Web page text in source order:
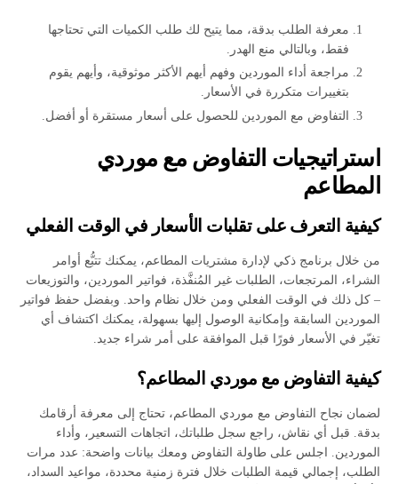
معرفة الطلب بدقة، مما يتيح لك طلب الكميات التي تحتاجها
فقط، وبالتالي منع الهدر.
مراجعة أداء الموردين وفهم أيهم الأكثر موثوقية، وأيهم يقوم
بتغييرات متكررة في الأسعار.
التفاوض مع الموردين للحصول على أسعار مستقرة أو أفضل.
استراتيجيات التفاوض مع موردي
المطاعم
كيفية التعرف على تقلبات الأسعار في الوقت الفعلي
من خلال برنامج ذكي لإدارة مشتريات المطاعم، يمكنك تتبُّع أوامر
الشراء، المرتجعات، الطلبات غير المُنفَّذة، فواتير الموردين، والتوزيعات
– كل ذلك في الوقت الفعلي ومن خلال نظام واحد. وبفضل حفظ فواتير
الموردين السابقة وإمكانية الوصول إليها بسهولة، يمكنك اكتشاف أي
تغيّر في الأسعار فورًا قبل الموافقة على أمر شراء جديد.
كيفية التفاوض مع موردي المطاعم؟
لضمان نجاح التفاوض مع موردي المطاعم، تحتاج إلى معرفة أرقامك
بدقة. قبل أي نقاش، راجع سجل طلباتك، اتجاهات التسعير، وأداء
الموردين. اجلس على طاولة التفاوض ومعك بيانات واضحة: عدد مرات
الطلب، إجمالي قيمة الطلبات خلال فترة زمنية محددة، مواعيد السداد،